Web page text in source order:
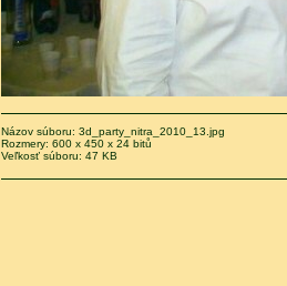
Názov súboru: 3d_party_nitra_2010_13.jpg
Rozmery: 600 x 450 x 24 bitů
Veľkosť súboru: 47 KB